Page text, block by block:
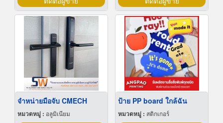
จำหน่ายมือจับ CMECH
หมวดหมู่ : อลูมิเนียม
ป้าย PP board ใกล้ฉัน
หมวดหมู่ : สติกเกอร์